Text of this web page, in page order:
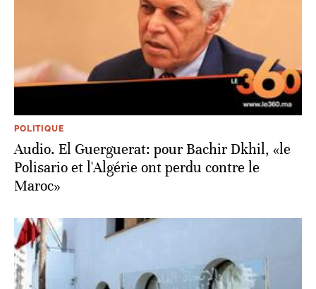
POLITIQUE
Audio. El Guerguerat: pour Bachir Dkhil, «le
Polisario et l'Algérie ont perdu contre le
Maroc»